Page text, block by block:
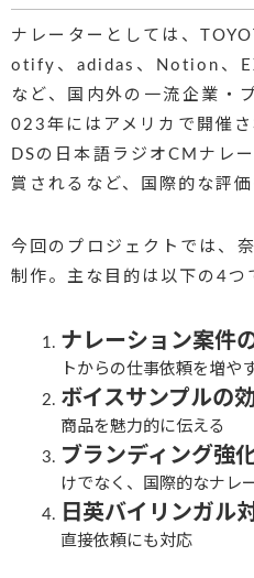
ナレーターとしては、
otify、adidas、Notion、
など、国内外の一流企業・
023年にはアメリカで開催
DSの日本語ラジオCMナレ
賞されるなど、国際的な評
今回のプロジェクトでは、
制作。主な目的は以下の4つ
ナレーション案件
トからの仕事依頼を増や
ボイスサンプルの
商品を魅力的に伝える
ブランディング強
けでなく、国際的なナレ
日英バイリンガル
直接依頼にも対応